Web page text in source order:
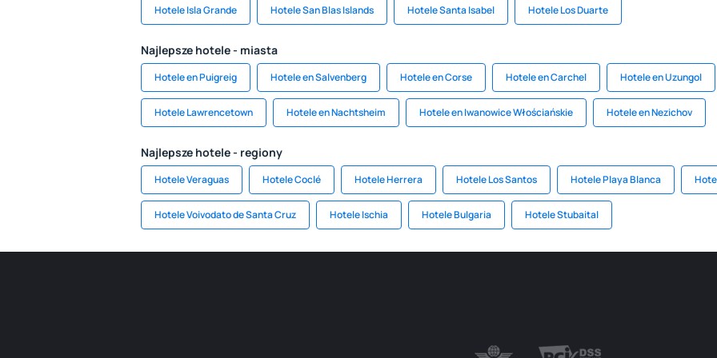
Hotele Isla Grande Hotele San Blas Islands Hotele Santa Isabel Hotele Los Duarte
Najlepsze hotele - miasta
Hotele en Puigreig Hotele en Salvenberg Hotele en Corse Hotele en Carchel Hotele en Uzungol
Hotele Lawrencetown Hotele en Nachtsheim Hotele en Iwanowice Włościańskie Hotele en Nezichov
Najlepsze hotele - regiony
Hotele Veraguas Hotele Coclé Hotele Herrera Hotele Los Santos Hotele Playa Blanca
Hotele Voivodato de Santa Cruz Hotele Ischia Hotele Bulgaria Hotele Stubaital